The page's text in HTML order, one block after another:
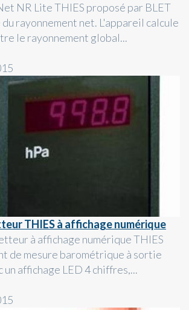
NR Lite THIES proposé par BLET
rayonnement net. L'appareil calcule
le rayonnement global...
THIES à affichage numérique
à affichage numérique THIES
de mesure barométrique à sortie
un affichage LED 4 chiffres,...